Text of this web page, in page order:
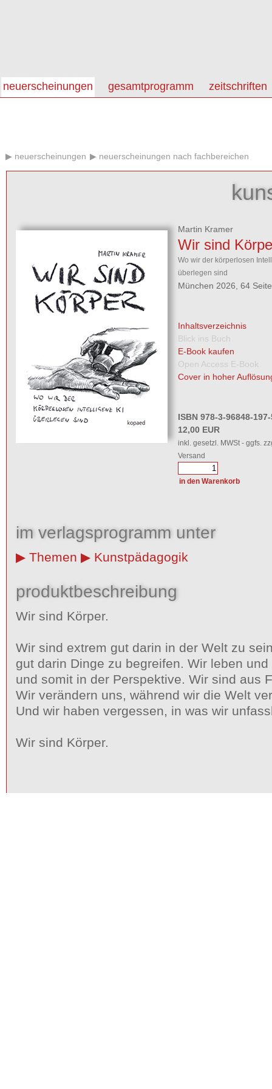
neuerscheinungen gesamtprogramm zeitschriften
neuerscheinungen neuerscheinungen nach fachbereichen
Martin Kramer
Wir sind
Wo wir der körperlosen
überlegen sind
München 2026, 64
Inhaltsverzeichnis
Blick ins Buch
E-Book kaufen
Open Access E-Book
Cover in hoher
ISBN 978-3-96848-
12,00 EUR
inkl. gesetzl. MWSt - ggfs.
Versand
im verlagsprogramm unter
Themen Kunstpädagogik
produktbeschreibung
Wir sind Körper.
Wir sind extrem gut darin in der Welt zu
gut darin Dinge zu begreifen. Wir leben
und somit in der Perspektive. Wir sind aus
Wir verändern uns, während wir die Welt
Und wir haben vergessen, in was wir
Wir sind Körper.